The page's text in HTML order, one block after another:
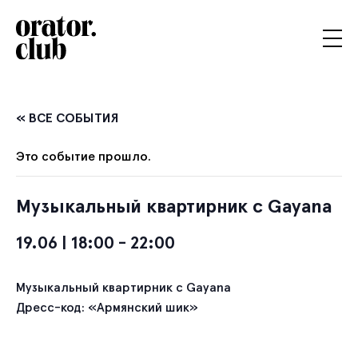
« ВСЕ СОБЫТИЯ
Это событие прошло.
Музыкальный квартирник с Gayana
19.06 | 18:00 - 22:00
Музыкальный квартирник с Gayana
Дресс-код: «Армянский шик»